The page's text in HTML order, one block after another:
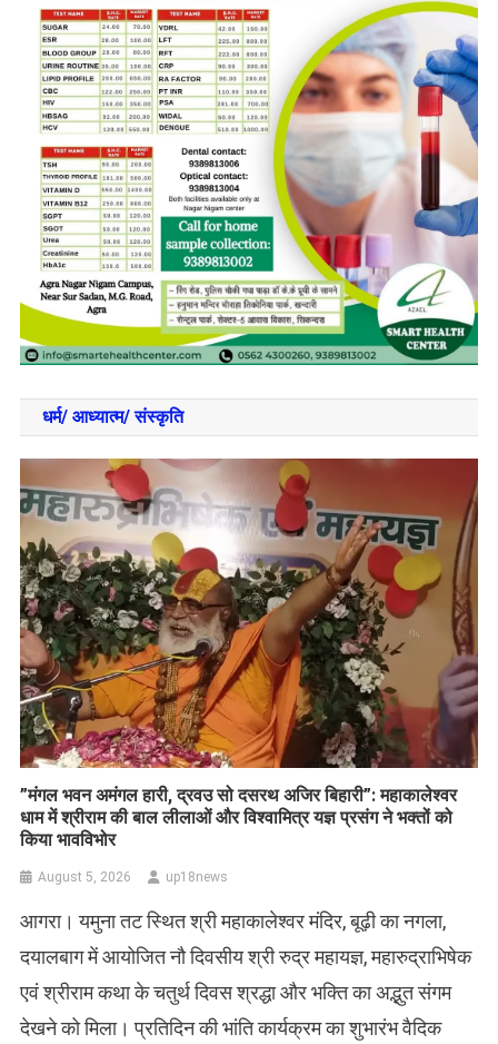
धर्म/ आध्‍यात्‍म/ संस्‍कृति
​”मंगल भवन अमंगल हारी, द्रवउ सो दसरथ अजिर बिहारी”: महाकालेश्वर
धाम में श्रीराम की बाल लीलाओं और विश्वामित्र यज्ञ प्रसंग ने भक्तों को
किया भावविभोर
August 5, 2026 up18news
आगरा। यमुना तट स्थित श्री महाकालेश्वर मंदिर, बूढ़ी का नगला,
दयालबाग में आयोजित नौ दिवसीय श्री रुद्र महायज्ञ, महारुद्राभिषेक
एवं श्रीराम कथा के चतुर्थ दिवस श्रद्धा और भक्ति का अद्भुत संगम
देखने को मिला। प्रतिदिन की भांति कार्यक्रम का शुभारंभ वैदिक